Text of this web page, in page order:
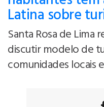
Latina sobre
Santa Rosa de Lima
discutir modelo de
comunidades locais